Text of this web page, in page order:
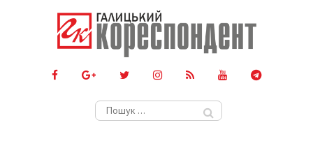
Пошук: